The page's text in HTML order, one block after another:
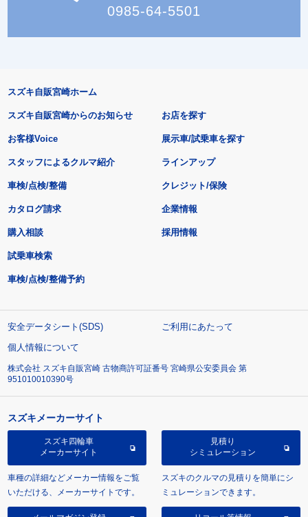
0985-64-5501
スズキ自販宮崎ホーム
スズキ自販宮崎からのお知らせ
お客様Voice
スタッフによるクルマ紹介
お店を探す
展示車/試乗車を探す
ラインアップ
車検/点検/整備 クレジット/保険
カタログ請求
購入相談
試乗車検索
車検/点検/整備予約
企業情報
採用情報
安全データシート(SDS)
ご利用にあたって
個人情報について
株式会社 スズキ自販宮崎 古物商許可証番号 宮崎県公安委員会 第
951010010390号
スズキメーカーサイト
スズキ四輪車
メーカーサイト
車種の詳細などメーカー情報をご覧
いただける、メーカーサイトです。
見積り
シミュレーション
スズキのクルマの見積りを簡単にシ
ミュレーションできます。